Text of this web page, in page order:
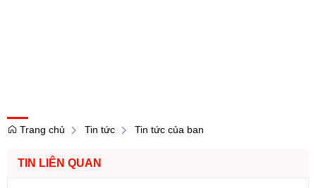
Trang chủ Tin tức Tin tức của ban
TIN LIÊN QUAN